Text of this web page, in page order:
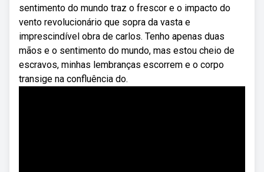
sentimento do mundo traz o frescor e o impacto do
vento revolucionário que sopra da vasta e
imprescindível obra de carlos. Tenho apenas duas
mãos e o sentimento do mundo, mas estou cheio de
escravos, minhas lembranças escorrem e o corpo
transige na confluência do.